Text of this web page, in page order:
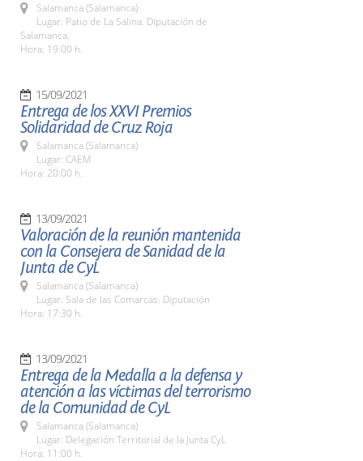
Salamanca (Salamanca)
Lugar: Patio de La Salina. Diputación de
Salamanca.
Hora: 19:00 h.
15/09/2021
Entrega de los XXVI Premios
Solidaridad de Cruz Roja
Salamanca (Salamanca)
Lugar: CAEM
Hora: 20:00 h.
13/09/2021
Valoración de la reunión mantenida
con la Consejera de Sanidad de la
Junta de CyL
Salamanca (Salamanca)
Lugar: Sala de las Comarcas. Diputación
Hora: 17:30 h.
13/09/2021
Entrega de la Medalla a la defensa y
atención a las víctimas del terrorismo
de la Comunidad de CyL
Salamanca (Salamanca)
Lugar: Delegación Territorial de la Junta CyL
Hora: 11:00 h.